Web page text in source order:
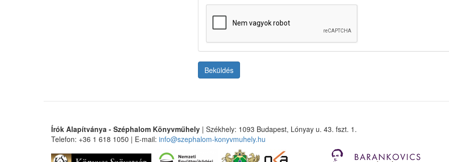
Beküldés
Írók Alapítványa - Széphalom Könyvműhely | Székhely: 1093 Budapest, Lónyay u. 43. fszt. 1.
Telefon: +36 1 618 1050 | E-mail: info@szephalom-konyvmuhely.hu